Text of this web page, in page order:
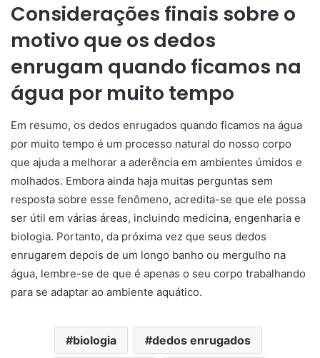
Considerações finais sobre o
motivo que os dedos
enrugam quando ficamos na
água por muito tempo
Em resumo, os dedos enrugados quando ficamos na água
por muito tempo é um processo natural do nosso corpo
que ajuda a melhorar a aderência em ambientes úmidos e
molhados. Embora ainda haja muitas perguntas sem
resposta sobre esse fenômeno, acredita-se que ele possa
ser útil em várias áreas, incluindo medicina, engenharia e
biologia. Portanto, da próxima vez que seus dedos
enrugarem depois de um longo banho ou mergulho na
água, lembre-se de que é apenas o seu corpo trabalhando
para se adaptar ao ambiente aquático.
biologia dedos enrugados